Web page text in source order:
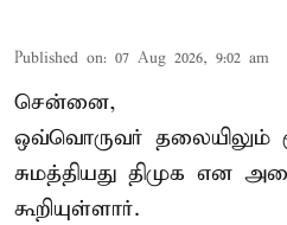
Published on: 07 Aug 2026, 9:02 am
சென்னை,
ஒவ்வொருவர் தலையிலும்
சுமத்தியது திமுக என
கூறியுள்ளார்.